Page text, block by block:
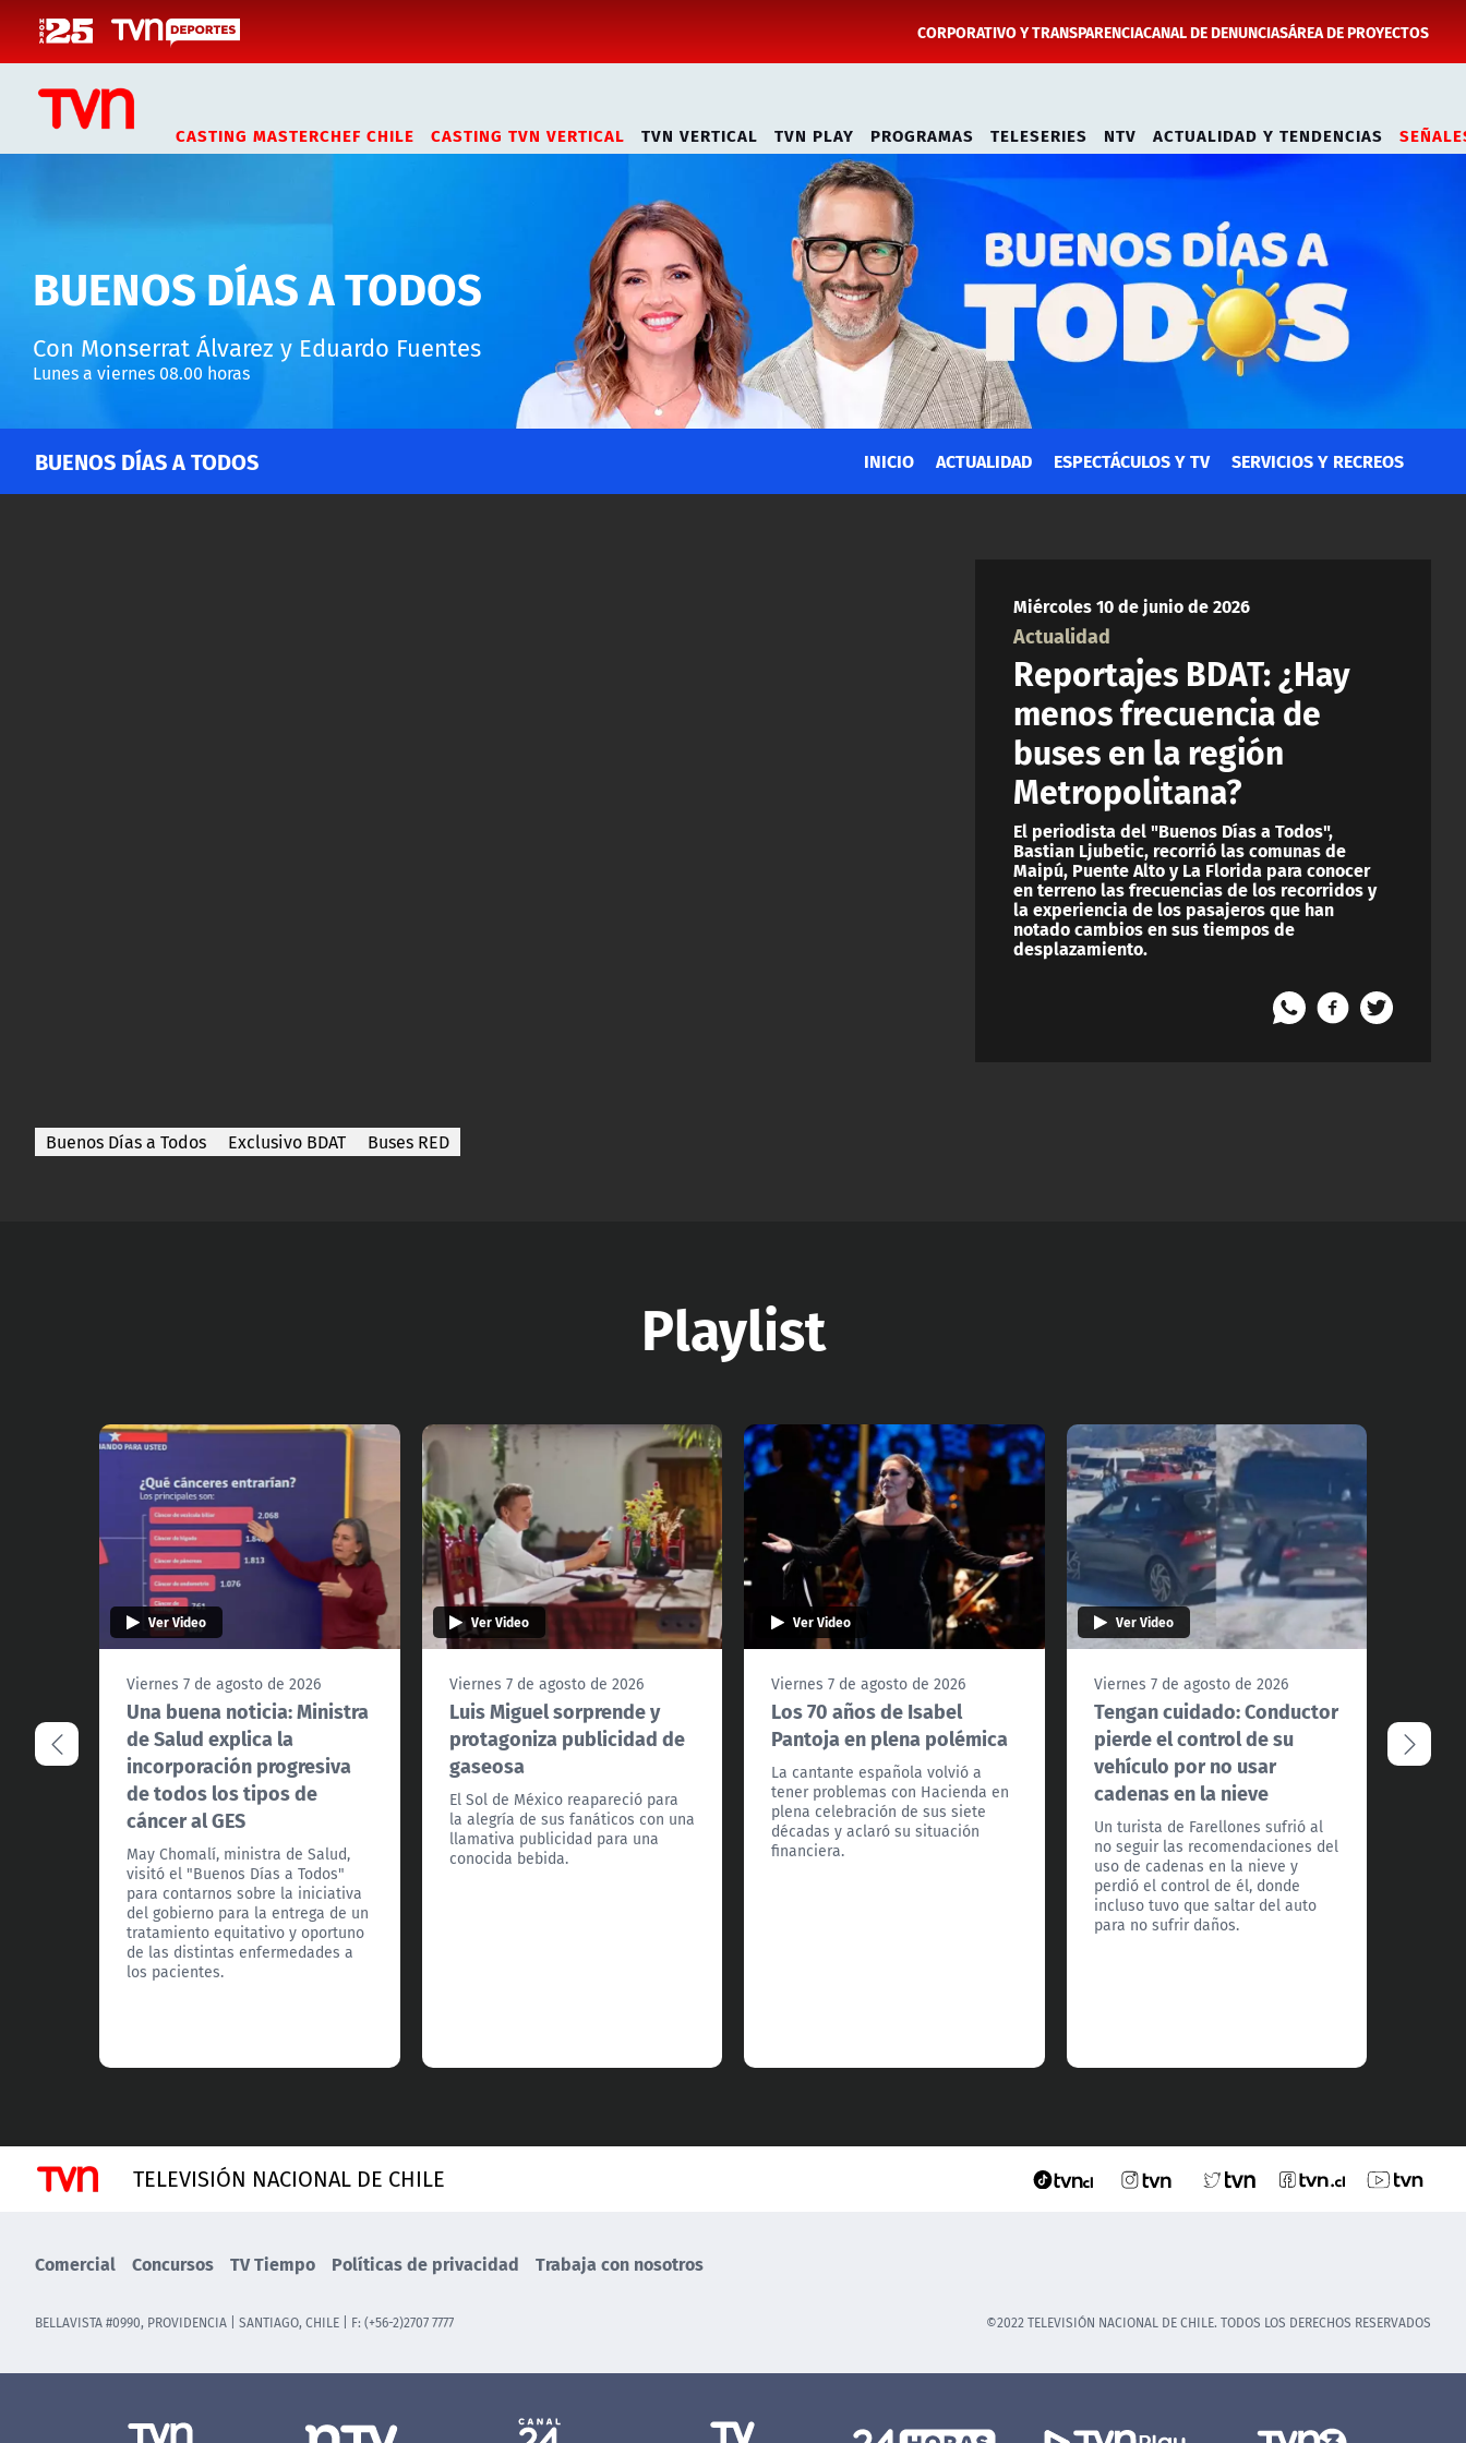
CORPORATIVO Y TRANSPARENCIACANAL DE DENUNCIASÁREA DE PROYECTOS
CASTING MASTERCHEF CHILE CASTING TVN VERTICAL TVN VERTICAL TVN PLAY PROGRAMAS TELESERIES NTV ACTUALIDAD Y TENDENCIAS
BUENOS DÍAS A TODOS
Con Monserrat Álvarez y Eduardo Fuentes
Lunes a viernes 08.00 horas
BUENOS DÍAS A TODOS INICIO ACTUALIDAD ESPECTÁCULOS Y TV SERVICIOS Y RECREOS
Miércoles 10 de junio de 2026
Actualidad
Reportajes BDAT: ¿Hay
menos frecuencia de
buses en la región
Metropolitana?
El periodista del "Buenos Días a Todos",
Bastian Ljubetic, recorrió las comunas de
Maipú, Puente Alto y La Florida para conocer
en terreno las frecuencias de los recorridos y
la experiencia de los pasajeros que han
notado cambios en sus tiempos de
desplazamiento.
Buenos Días a Todos Exclusivo BDAT Buses RED
Playlist
Ver Video
Viernes 7 de agosto de 2026
Una buena noticia: Ministra
de Salud explica la
incorporación progresiva
de todos los tipos de
cáncer al GES
May Chomalí, ministra de Salud,
visitó el "Buenos Días a Todos"
para contarnos sobre la iniciativa
del gobierno para la entrega de un
tratamiento equitativo y oportuno
de las distintas enfermedades a
los pacientes.
Ver Video
Viernes 7 de agosto de 2026
Luis Miguel sorprende y
protagoniza publicidad de
gaseosa
El Sol de México reapareció para
la alegría de sus fanáticos con una
llamativa publicidad para una
conocida bebida.
Ver Video
Viernes 7 de agosto de 2026
Los 70 años de Isabel
Pantoja en plena polémica
La cantante española volvió a
tener problemas con Hacienda en
plena celebración de sus siete
décadas y aclaró su situación
financiera.
Ver Video
Viernes 7 de agosto de 2026
Tengan cuidado: Conductor
pierde el control de su
vehículo por no usar
cadenas en la nieve
Un turista de Farellones sufrió al
no seguir las recomendaciones del
uso de cadenas en la nieve y
perdió el control de él, donde
incluso tuvo que saltar del auto
para no sufrir daños.
TELEVISIÓN NACIONAL DE CHILE
Comercial Concursos TV Tiempo Políticas de privacidad Trabaja con nosotros
BELLAVISTA #0990, PROVIDENCIA | SANTIAGO, CHILE | F: (+56-2)2707 7777 ©2022 TELEVISIÓN NACIONAL DE CHILE. TODOS LOS DERECHOS RESERVADOS